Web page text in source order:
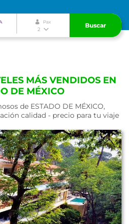
Pax
2
Buscar
MÁS VENDIDOS EN
DE MÉXICO
de ESTADO DE MÉXICO,
calidad - precio para tu viaje